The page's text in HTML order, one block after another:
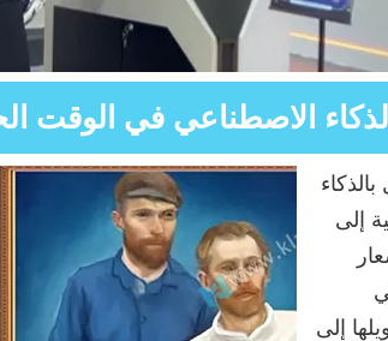
الاصطناعي في الوقت
إلى
إلى